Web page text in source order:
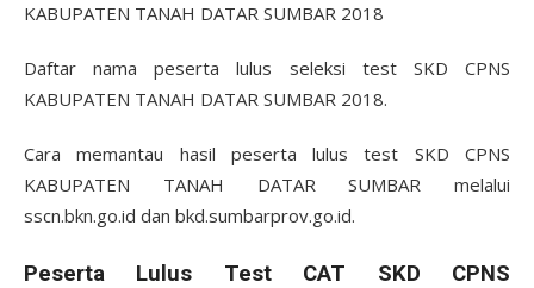
KABUPATEN TANAH DATAR SUMBAR 2018
Daftar nama peserta lulus seleksi test SKD CPNS
KABUPATEN TANAH DATAR SUMBAR 2018.
Cara memantau hasil peserta lulus test SKD CPNS
KABUPATEN TANAH DATAR SUMBAR melalui
sscn.bkn.go.id dan bkd.sumbarprov.go.id.
Peserta Lulus Test CAT SKD CPNS